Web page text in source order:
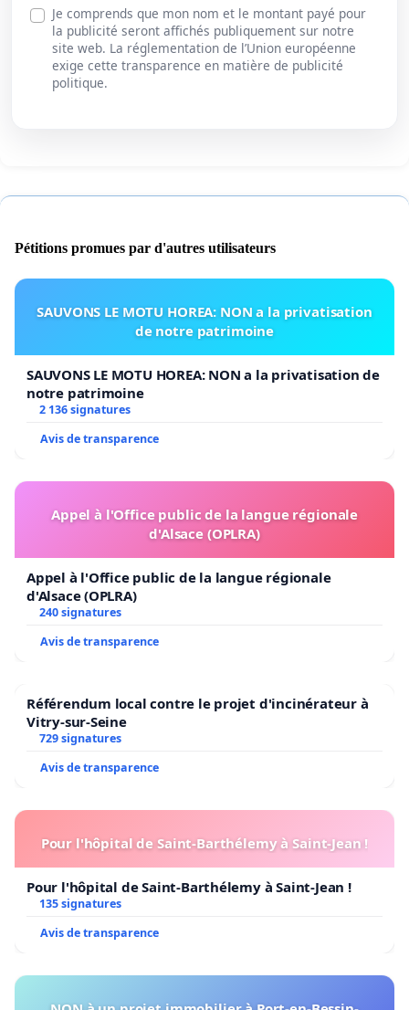
Je comprends que mon nom et le montant payé pour
la publicité seront affichés publiquement sur notre
site web. La réglementation de l’Union européenne
exige cette transparence en matière de publicité
politique.
Pétitions promues par d'autres utilisateurs
SAUVONS LE MOTU HOREA: NON a la privatisation
de notre patrimoine
SAUVONS LE MOTU HOREA: NON a la privatisation de
notre patrimoine
2 136 signatures
Avis de transparence
Appel à l'Office public de la langue régionale
d'Alsace (OPLRA)
Appel à l'Office public de la langue régionale
d'Alsace (OPLRA)
240 signatures
Avis de transparence
Référendum local contre le projet d'incinérateur à
Vitry-sur-Seine
729 signatures
Avis de transparence
Pour l'hôpital de Saint-Barthélemy à Saint-Jean !
Pour l'hôpital de Saint-Barthélemy à Saint-Jean !
135 signatures
Avis de transparence